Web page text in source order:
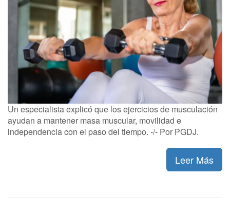
Un especialista explicó que los ejercicios de musculación
ayudan a mantener masa muscular, movilidad e
independencia con el paso del tiempo. -/- Por PGDJ.
Leer Más